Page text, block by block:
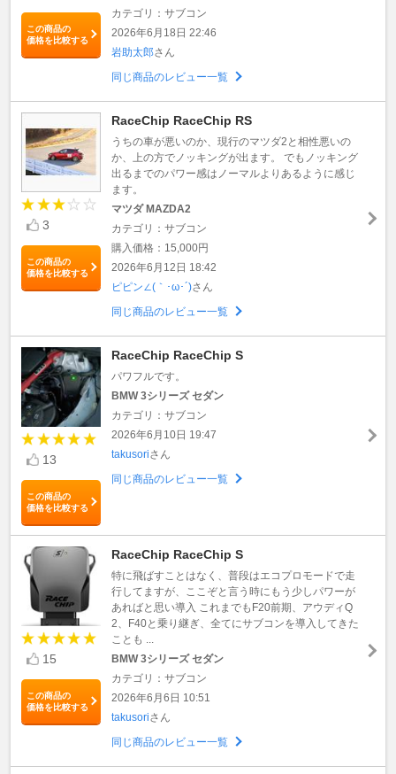
この商品の
価格を比較する
カテゴリ：サブコン
2026年6月18日 22:46
岩助太郎さん
同じ商品のレビュー一覧
3
この商品の
価格を比較する
RaceChip RaceChip RS
うちの車が悪いのか、現行のマツダ2と相性悪いの
か、上の方でノッキングが出ます。 でもノッキング
出るまでのパワー感はノーマルよりあるように感じ
ます。
マツダ MAZDA2
カテゴリ：サブコン
購入価格：15,000円
2026年6月12日 18:42
ピピン∠(｀･ω･´)さん
同じ商品のレビュー一覧
13
この商品の
価格を比較する
RaceChip RaceChip S
パワフルです。
BMW 3シリーズ セダン
カテゴリ：サブコン
2026年6月10日 19:47
takusoriさん
同じ商品のレビュー一覧
15
この商品の
価格を比較する
RaceChip RaceChip S
特に飛ばすことはなく、普段はエコプロモードで走
行してますが、ここぞと言う時にもう少しパワーが
あればと思い導入 これまでもF20前期、アウディQ
2、F40と乗り継ぎ、全てにサブコンを導入してきた
ことも ...
BMW 3シリーズ セダン
カテゴリ：サブコン
2026年6月6日 10:51
takusoriさん
同じ商品のレビュー一覧